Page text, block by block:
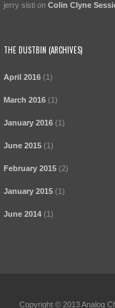
jerry sisti on Colin Clyne
THE DUSTBIN (ARCHIVES)
April 2016 (1)
March 2016 (1)
January 2016 (1)
June 2015 (1)
February 2015 (2)
January 2015 (1)
June 2014 (1)
Copyright © 2013 Analog